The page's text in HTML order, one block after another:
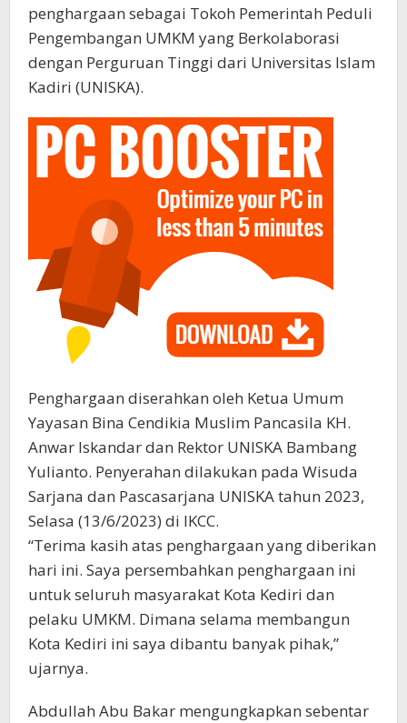
penghargaan sebagai Tokoh Pemerintah Peduli
Pengembangan UMKM yang Berkolaborasi
dengan Perguruan Tinggi dari Universitas Islam
Kadiri (UNISKA).
Penghargaan diserahkan oleh Ketua Umum
Yayasan Bina Cendikia Muslim Pancasila KH.
Anwar Iskandar dan Rektor UNISKA Bambang
Yulianto. Penyerahan dilakukan pada Wisuda
Sarjana dan Pascasarjana UNISKA tahun 2023,
Selasa (13/6/2023) di IKCC.
“Terima kasih atas penghargaan yang diberikan
hari ini. Saya persembahkan penghargaan ini
untuk seluruh masyarakat Kota Kediri dan
pelaku UMKM. Dimana selama membangun
Kota Kediri ini saya dibantu banyak pihak,”
ujarnya.
Abdullah Abu Bakar mengungkapkan sebentar